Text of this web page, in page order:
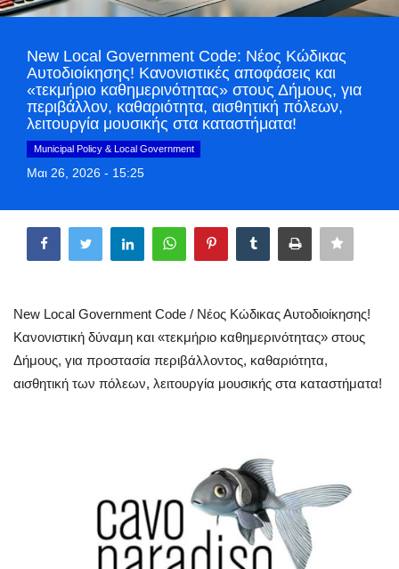
World
Style Adorés
Greece
Entertainment
Mykonos
Sport
Sustainability
New Local Government Code: Νέος Κώδικας
Αυτοδιοίκησης! Κανονιστικές αποφάσεις και
«τεκμήριο καθημερινότητας» στους Δήμους, για
περιβάλλον, καθαριότητα, αισθητική πόλεων,
λειτουργία μουσικής στα καταστήματα!
Municipal Policy & Local Government
Μαι 26, 2026 - 15:25
New Local Government Code / Νέος Κώδικας Αυτοδιοίκησης!
Κανονιστική δύναμη και «τεκμήριο καθημερινότητας» στους
Δήμους, για προστασία περιβάλλοντος, καθαριότητα,
αισθητική των πόλεων, λειτουργία μουσικής στα καταστήματα!